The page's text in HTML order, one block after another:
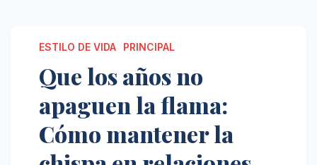
ESTILO DE VIDA PRINCIPAL
Que los años no
apaguen la flama:
Cómo mantener la